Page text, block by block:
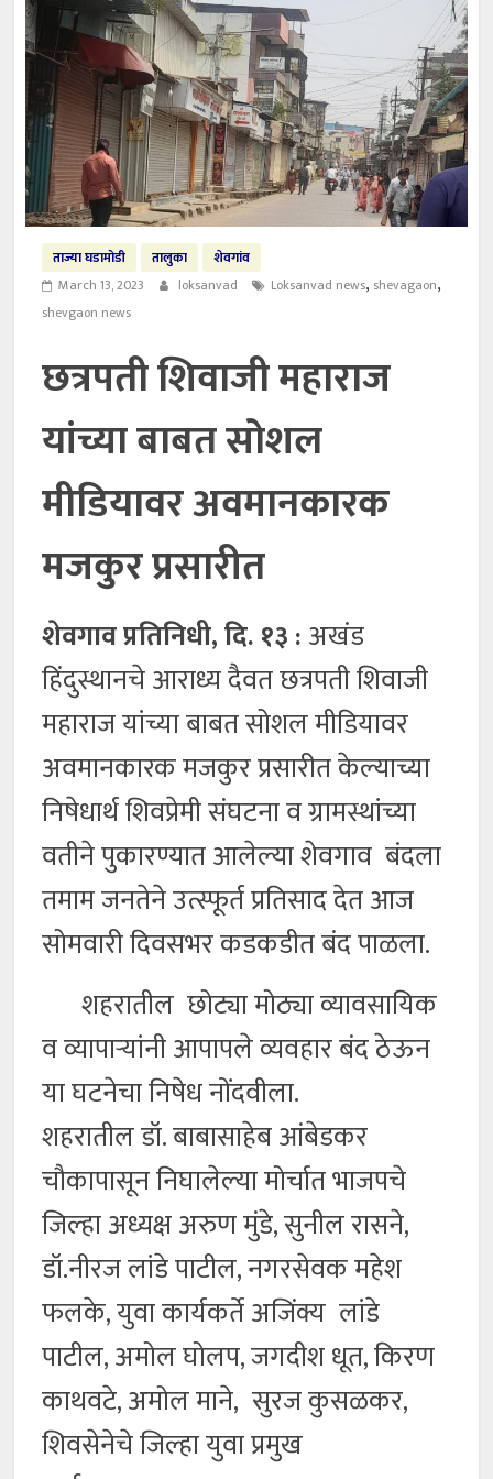
ताज्या घडामोडी तालुका
शेवगांव
March 13, 2023
loksanvad Loksanvad news, shevagaon,
shevgaon news
छत्रपती शिवाजी महाराज
यांच्या बाबत सोशल
मीडियावर अवमानकारक
मजकुर प्रसारीत
शेवगाव प्रतिनिधी, दि. १३ :अखंड
हिंदुस्थानचे आराध्य दैवत छत्रपती शिवाजी
महाराज यांच्या बाबत सोशल मीडियावर
अवमानकारक मजकुर प्रसारीत केल्याच्या
निषेधार्थ शिवप्रेमी संघटना व ग्रामस्थांच्या
वतीने पुकारण्यात आलेल्या शेवगाव बंदला
तमाम जनतेने उत्स्फूर्त प्रतिसाद देत आज
सोमवारी दिवसभर कडकडीत बंद पाळला.
शहरातील छोट्या मोठ्या व्यावसायिक
व व्यापाऱ्यांनी आपापले व्यवहार बंद ठेऊन
या घटनेचा निषेध नोंदवीला.
शहरातील डॉ. बाबासाहेब आंबेडकर
चौकापासून निघालेल्या मोर्चात भाजपचे
जिल्हा अध्यक्ष अरुण मुंडे, सुनील रासने,
डॉ.नीरज लांडे पाटील, नगरसेवक महेश
फलके, युवा कार्यकर्ते अजिंक्य लांडे
पाटील, अमोल घोलप, जगदीश धूत, किरण
काथवटे, अमोल माने, सुरज कुसळकर,
शिवसेनेचे जिल्हा युवा प्रमुख